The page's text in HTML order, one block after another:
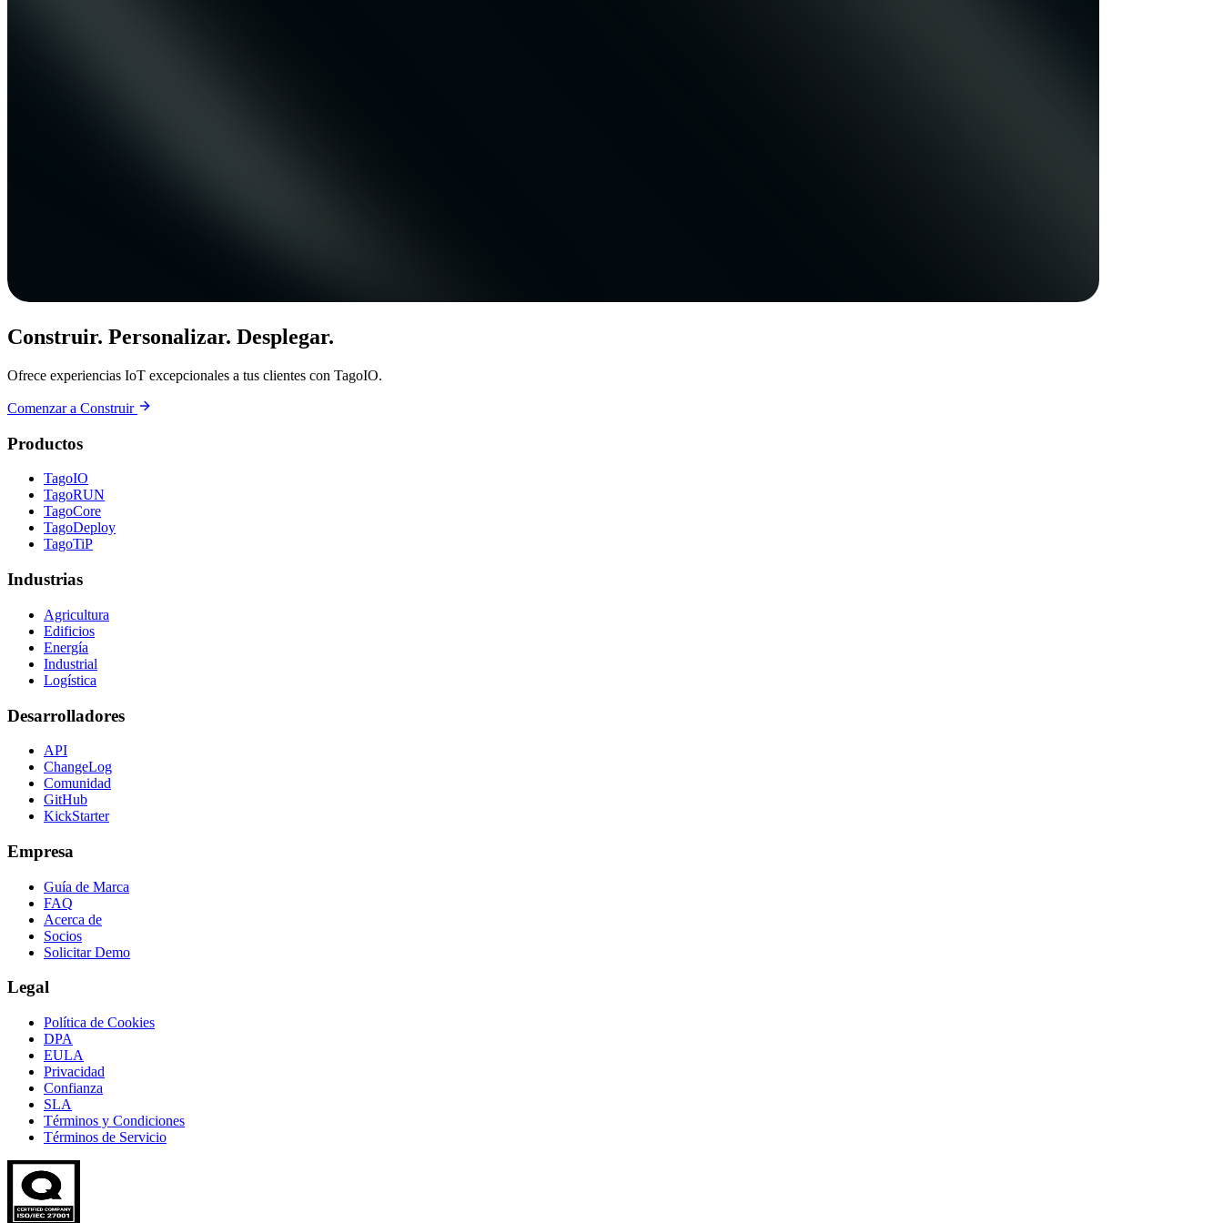
Construir. Personalizar. Desplegar.
Ofrece experiencias IoT excepcionales a tus clientes con TagoIO.
Comenzar a Construir
Productos
TagoIO
TagoRUN
TagoCore
TagoDeploy
TagoTiP
Industrias
Agricultura
Edificios
Energía
Industrial
Logística
Desarrolladores
API
ChangeLog
Comunidad
GitHub
KickStarter
Empresa
Guía de Marca
FAQ
Acerca de
Socios
Solicitar Demo
Legal
Política de Cookies
DPA
EULA
Privacidad
Confianza
SLA
Términos y Condiciones
Términos de Servicio